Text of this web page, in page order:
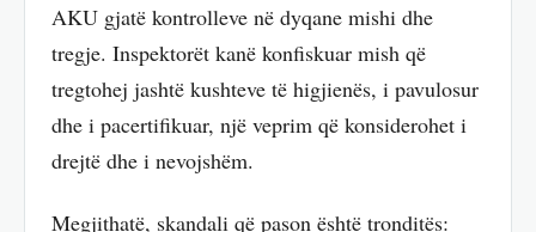
AKU gjatë kontrolleve në dyqane mishi dhe
tregje. Inspektorët kanë konfiskuar mish që
tregtohej jashtë kushteve të higjienës, i pavulosur
dhe i pacertifikuar, një veprim që konsiderohet i
drejtë dhe i nevojshëm.
Megjithatë, skandali që pason është tronditës: